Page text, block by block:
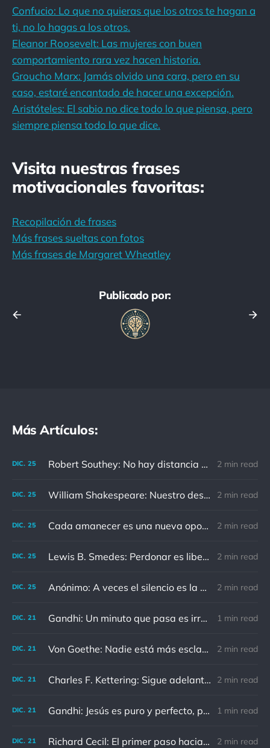
Confucio: Lo que no quieras que los otros te hagan a
ti, no lo hagas a los otros.
Eleanor Roosevelt: Las mujeres con buen
comportamiento rara vez hacen historia.
Groucho Marx: Jamás olvido una cara, pero en su
caso, estaré encantado de hacer una excepción.
Aristóteles: El sabio no dice todo lo que piensa, pero
siempre piensa todo lo que dice.
Visita nuestras frases
motivacionales favoritas:
Recopilación de frases
Más frases sueltas con fotos
Más frases de Margaret Wheatley
Publicado por:
Más Artículos:
DIC. 25 Robert Southey: No hay distancia o tiempo que pueda disminuir la amistad de aquellos que están completamente convencidos del valor del otro 2 min read
DIC. 25 William Shakespeare: Nuestro destino está en las estrellas, así que levantemos nuestros ojos al cielo 2 min read
DIC. 25 Cada amanecer es una nueva oportunidad 2 min read
DIC. 25 Lewis B. Smedes: Perdonar es liberar a un prisionero y descubrir que el prisionero eras tú 2 min read
DIC. 25 Anónimo: A veces el silencio es la mejor respuesta 2 min read
DIC. 21 Gandhi: Un minuto que pasa es irrecuperable. Conociendo esto, ¿cómo podemos malgastar tantas horas? 1 min read
DIC. 21 Von Goethe: Nadie está más esclavizado que aquellos que falsamente creen que son libres. 2 min read
DIC. 21 Charles F. Kettering: Sigue adelante, y es probable que tropieces con algo, tal vez cuando menos lo esperes. Nunca he escuchado hablar de alguien algu 2 min read
DIC. 21 Gandhi: Jesús es puro y perfecto, pero vosotros los cristianos no sois como él. 1 min read
DIC. 21 Richard Cecil: El primer paso hacia el conocimiento es saber que somos ignorantes. 2 min read